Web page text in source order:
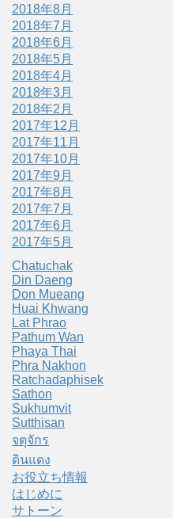
2018年8月
2018年7月
2018年6月
2018年5月
2018年4月
2018年3月
2018年2月
2017年12月
2017年11月
2017年10月
2017年9月
2017年8月
2017年7月
2017年6月
2017年5月
Chatuchak
Din Daeng
Don Mueang
Huai Khwang
Lat Phrao
Pathum Wan
Phaya Thai
Phra Nakhon
Ratchadaphisek
Sathon
Sukhumvit
Sutthisan
จตุจักร
ดินแดง
お役立ち情報
はじめに
サトーン